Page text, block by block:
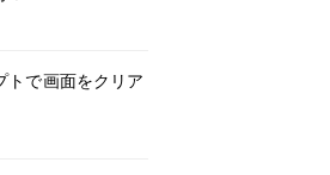
トで画面をクリア